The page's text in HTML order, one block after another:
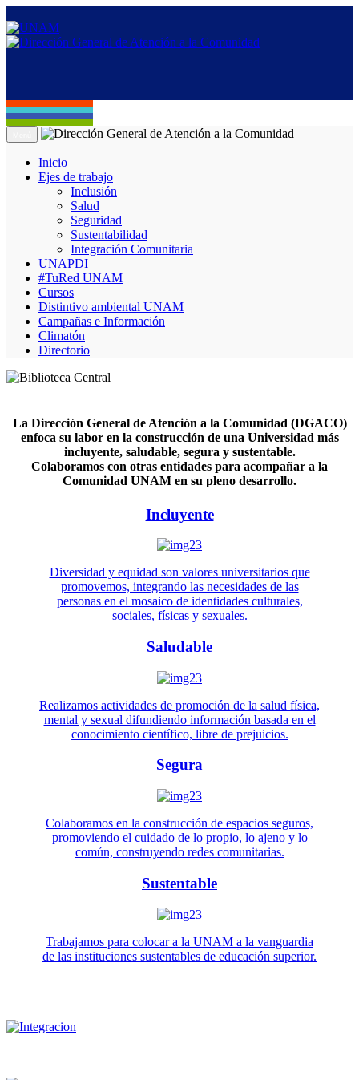
Inicio
Ejes de trabajo
Inclusión
Salud
Seguridad
Sustentabilidad
Integración Comunitaria
UNAPDI
#TuRed UNAM
Cursos
Distintivo ambiental UNAM
Campañas e Información
Climatón
Directorio
La Dirección General de Atención a la Comunidad (DGACO)
enfoca su labor en la construcción de una Universidad más
incluyente, saludable, segura y sustentable.
Colaboramos con otras entidades para acompañar a la
Comunidad UNAM en su pleno desarrollo.
Incluyente
Diversidad y equidad son valores universitarios que
promovemos, integrando las necesidades de las
personas en el mosaico de identidades culturales,
sociales, físicas y sexuales.
Saludable
Realizamos actividades de promoción de la salud física,
mental y sexual difundiendo información basada en el
conocimiento científico, libre de prejuicios.
Segura
Colaboramos en la construcción de espacios seguros,
promoviendo el cuidado de lo propio, lo ajeno y lo
común, construyendo redes comunitarias.
Sustentable
Trabajamos para colocar a la UNAM a la vanguardia
de las instituciones sustentables de educación superior.